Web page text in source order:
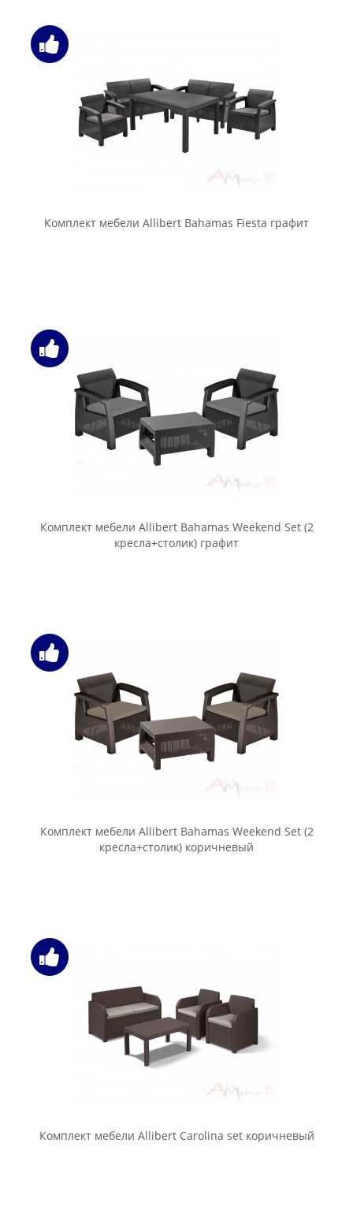
Комплект мебели Allibert Bahamas Fiesta графит
Комплект мебели Allibert Bahamas Weekend Set (2
кресла+столик) графит
Комплект мебели Allibert Bahamas Weekend Set (2
кресла+столик) коричневый
Комплект мебели Allibert Carolina set коричневый